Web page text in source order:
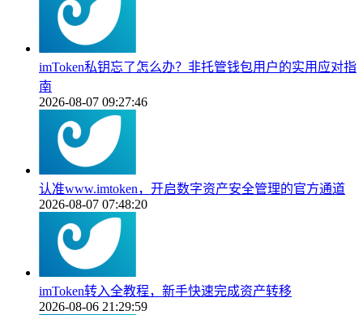
imToken私钥忘了怎么办？非托管钱包用户的实用应对指
南
2026-08-07 09:27:46
认准www.imtoken，开启数字资产安全管理的官方通道
2026-08-07 07:48:20
imToken转入全教程，新手快速完成资产转移
2026-08-06 21:29:59